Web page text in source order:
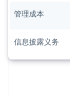
管理成本
信息披露义务